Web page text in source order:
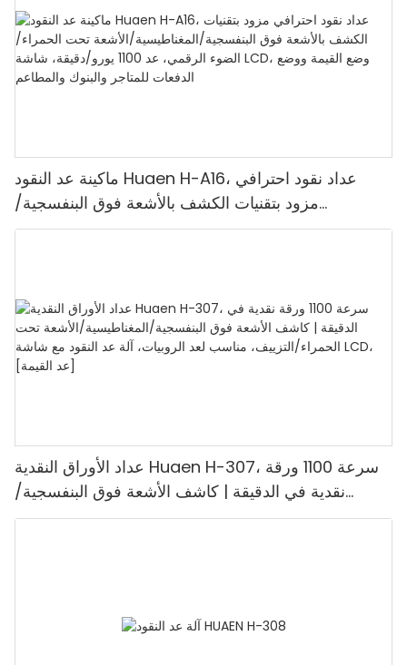
ماكينة عد النقود Huaen H-A16، عداد نقود احترافي
مزود بتقنيات الكشف بالأشعة فوق البنفسجية/
المغناطيسية/الأشعة تحت الحمراء/الضوء الرقمي، عد
عداد الأوراق النقدية Huaen H-307، سرعة 1100 ورقة
نقدية في الدقيقة | كاشف الأشعة فوق البنفسجية/
المغناطيسية/الأشعة تحت الحمراء/التزييف، مناسب لعد